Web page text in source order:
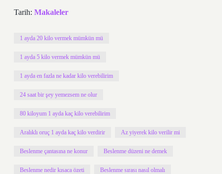
Tarih: Makaleler
1 ayda 20 kilo vermek mümkün mü
1 ayda 5 kilo vermek mümkün mü
1 ayda en fazla ne kadar kilo verebilirim
24 saat bir şey yemezsem ne olur
80 kiloyum 1 ayda kaç kilo verebilirim
Aralıklı oruç 1 ayda kaç kilo verdirir Az yiyerek kilo verilir mi
Beslenme çantasına ne konur Beslenme düzeni ne demek
Beslenme nedir kısaca özeti Beslenme sırası nasıl olmalı